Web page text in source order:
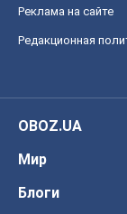
Реклама на сайте
Редакционная
OBOZ.UA
Мир
Блоги